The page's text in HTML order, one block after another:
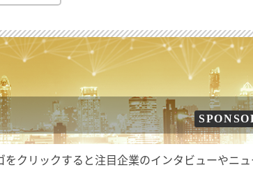
クリックすると注目企業のインタビューやニュ